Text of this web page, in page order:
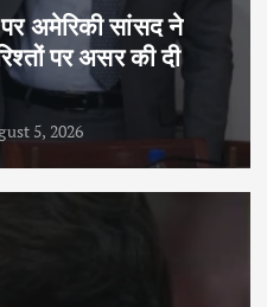
अमेरिकी सांसद ने
पर असर की दी
5, 2026